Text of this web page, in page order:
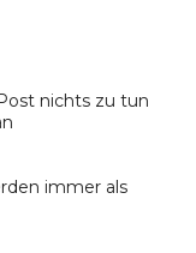
nichts zu tun
immer als